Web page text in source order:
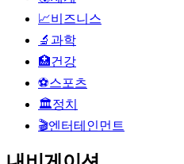
📈비즈니스
🔬 과학
🏥건강
⚽스포츠
🏛정치
🎬엔터테인먼트